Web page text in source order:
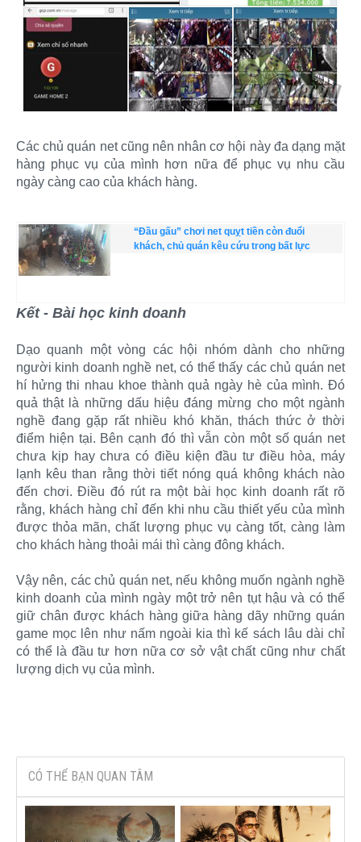
Các chủ quán net cũng nên nhân cơ hội này đa dạng mặt
hàng phục vụ của mình hơn nữa để phục vụ nhu cầu
ngày càng cao của khách hàng.
“Đầu gấu” chơi net quỵt tiền còn đuổi
khách, chủ quán kêu cứu trong bất lực
Kết - Bài học kinh doanh
Dạo quanh một vòng các hội nhóm dành cho những
người kinh doanh nghề net, có thể thấy các chủ quán net
hí hửng thi nhau khoe thành quả ngày hè của mình. Đó
quả thật là những dấu hiệu đáng mừng cho một ngành
nghề đang gặp rất nhiều khó khăn, thách thức ở thời
điểm hiện tại. Bên cạnh đó thì vẫn còn một số quán net
chưa kịp hay chưa có điều kiện đầu tư điều hòa, máy
lạnh kêu than rằng thời tiết nóng quá không khách nào
đến chơi. Điều đó rút ra một bài học kinh doanh rất rõ
rằng, khách hàng chỉ đến khi nhu cầu thiết yếu của mình
được thỏa mãn, chất lượng phục vụ càng tốt, càng làm
cho khách hàng thoải mái thì càng đông khách.
Vậy nên, các chủ quán net, nếu không muốn ngành nghề
kinh doanh của mình ngày một trở nên tụt hậu và có thể
giữ chân được khách hàng giữa hàng dãy những quán
game mọc lên như nấm ngoài kia thì kế sách lâu dài chỉ
có thể là đầu tư hơn nữa cơ sở vật chất cũng như chất
lượng dịch vụ của mình.​
CÓ THỂ BẠN QUAN TÂM